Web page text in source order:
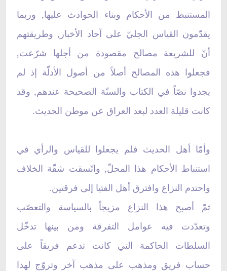
المستنبط من الأحكام وبناء الحوادث عليها, وربما
يقدّمون القياس الجليّ على آحاد الأخبار, وطريقتهم
أنّ للشريعة مصالح مقصودة من أجلها شرّعت,
فجعلوا هذه المصالح أصلاً من أصول الأدلّة إذ لم
يجدوا نصّاً في الكتاب والسنّة الصحيحة عندهم, وقد
كانت قليلة العدد لبعد العراق عن موطن الحديث.
وأمّا أهل الحديث فلم يجعلوا للقياس والرأي في
استنباط الأحكام هذا المحلّ, واتّسقت شقّة الخلاف
واحتدم النزاع وافترق أهل الفتيا إلى فرقتين.
ثمّ أصبح هذا النزاع مزيجاً بالسياسة والتعصّب
وتعدّدت فيه عوامل التفرقة ومن بينها تدخّل
السلطات الحاكمة التي كانت تدعم فريقاً على
حساب فريق ومذهب على مذهب آخر وتروّج لهذا